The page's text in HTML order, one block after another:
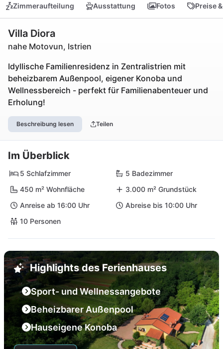
Zimmeraufteilung Ausstattung Fotos Preise
Villa Diora
nahe Motovun, Istrien
Idyllische Familienresidenz in Zentralistrien mit
beheizbarem Außenpool, eigener Konoba und
Wellnessbereich - perfekt für Familienabenteuer und
Erholung!
Beschreibung lesen Teilen
Im Überblick
5 Schlafzimmer
5 Badezimmer
450 m² Wohnfläche
3.000 m² Grundstück
Anreise ab 16:00 Uhr
Abreise bis 10:00 Uhr
10 Personen
Highlights des Ferienhauses
Sport- und Wellnessangebote
Beheizbarer Außenpool
Hauseigene Konoba